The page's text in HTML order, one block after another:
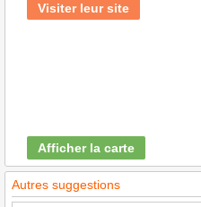
Visiter leur site
Afficher la carte
Autres suggestions